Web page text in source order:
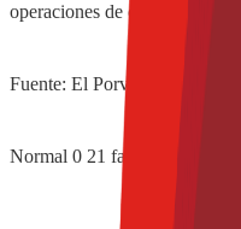
operaciones de compraventa
Fuente: El Porvenir
Normal 0 21 false